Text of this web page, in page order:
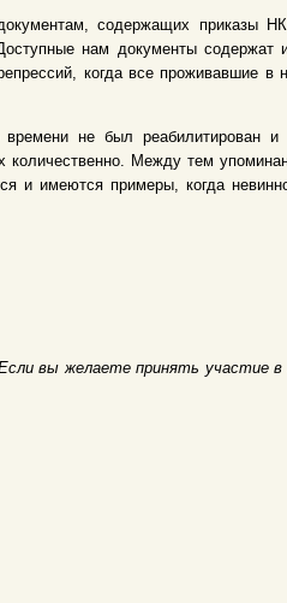
содержащих приказы
нам документы
когда все проживавшие
не был реабилитирован и
Между тем
и имеются примеры, когда
вы желаете принять участие